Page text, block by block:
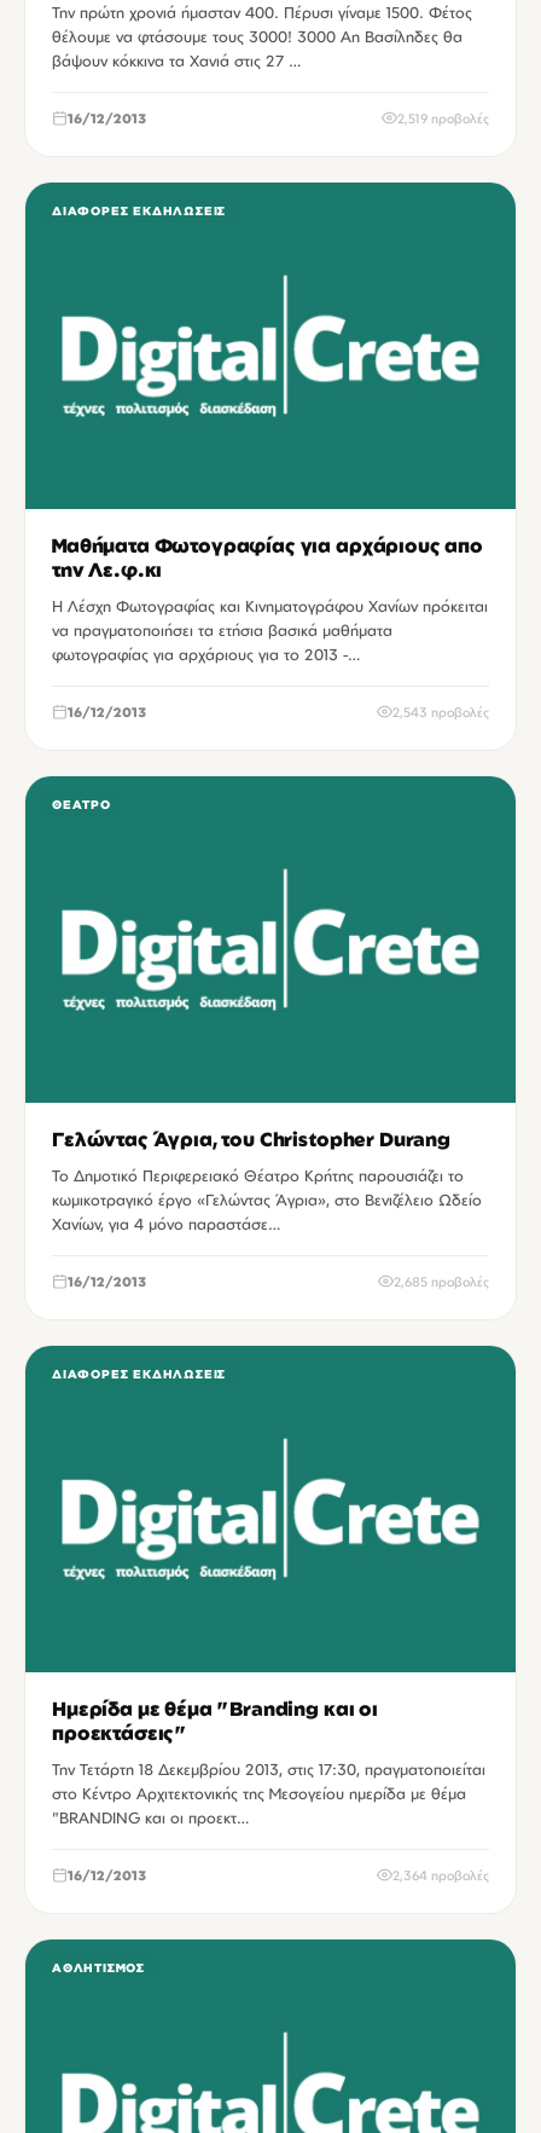
Την πρώτη χρονιά ήμασταν 400. Πέρυσι γίναμε 1500. Φέτος
θέλουμε να φτάσουμε τους 3000! 3000 Αη Βασίληδες θα
βάψουν κόκκινα τα Χανιά στις 27 …
16/12/2013 2,519 προβολές
ΔΙΆΦΟΡΕΣ ΕΚΔΗΛΏΣΕΙΣ
Μαθήματα Φωτογραφίας για αρχάριους απο
την Λε.φ.κι
Η Λέσχη Φωτογραφίας και Κινηματογράφου Χανίων πρόκειται
να πραγματοποιήσει τα ετήσια βασικά μαθήματα
φωτογραφίας για αρχάριους για το 2013 -…
16/12/2013 2,543 προβολές
ΘΈΑΤΡΟ
Γελώντας Άγρια, του Christopher Durang
Το Δημοτικό Περιφερειακό Θέατρο Κρήτης παρουσιάζει το
κωμικοτραγικό έργο «Γελώντας Άγρια», στο Βενιζέλειο Ωδείο
Χανίων, για 4 μόνο παραστάσε…
16/12/2013 2,685 προβολές
ΔΙΆΦΟΡΕΣ ΕΚΔΗΛΏΣΕΙΣ
Ημερίδα με θέμα "Branding και οι
προεκτάσεις"
Την Τετάρτη 18 Δεκεμβρίου 2013, στις 17:30, πραγματοποιείται
στο Κέντρο Αρχιτεκτονικής της Μεσογείου ημερίδα με θέμα
"BRANDING και οι προεκτ…
16/12/2013 2,364 προβολές
ΑΘΛΗΤΙΣΜΌΣ